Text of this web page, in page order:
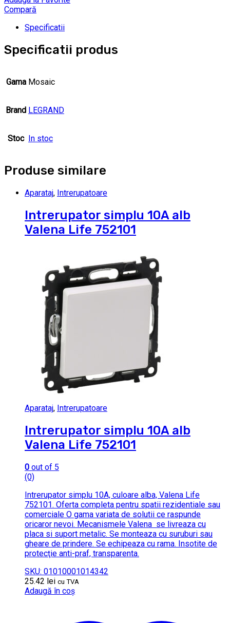
Compară
Specificatii
Specificatii produs
Gama Mosaic
Brand LEGRAND
Stoc In stoc
Produse similare
Aparataj, Intrerupatoare
Intrerupator simplu 10A alb
Valena Life 752101
Aparataj, Intrerupatoare
Intrerupator simplu 10A alb
Valena Life 752101
0 out of 5
(0)
Intrerupator simplu 10A, culoare alba, Valena Life
752101. Oferta completa pentru spatii rezidentiale sau
comerciale O gama variata de solutii ce raspunde
oricaror nevoi. Mecanismele Valena se livreaza cu
placa si suport metalic. Se monteaza cu suruburi sau
gheare de prindere. Se echipeaza cu rama. Insotite de
protecţie anti-praf, transparenta.
SKU: 01010001014342
25.42 lei cu TVA
Adaugă în coș